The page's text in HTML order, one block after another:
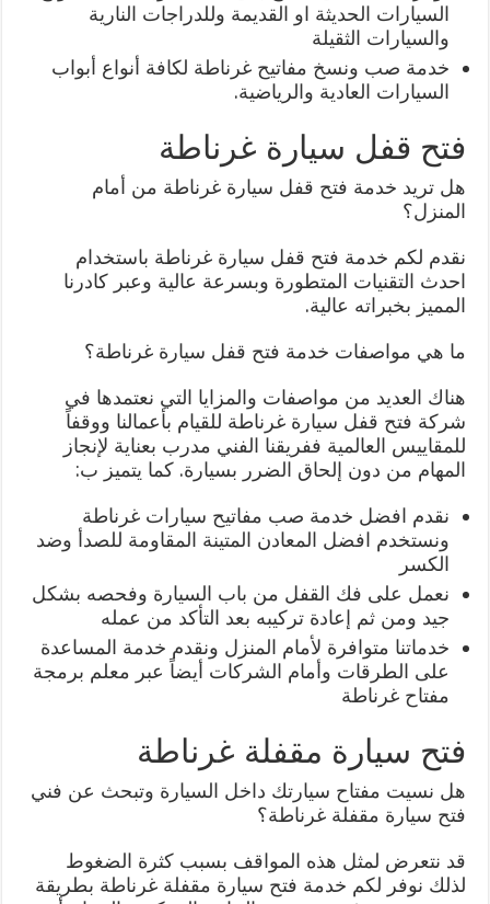
السيارات الحديثة او القديمة وللدراجات النارية
والسيارات الثقيلة
خدمة صب ونسخ مفاتيح غرناطة لكافة أنواع أبواب
السيارات العادية والرياضية.
فتح قفل سيارة غرناطة
هل تريد خدمة فتح قفل سيارة غرناطة من أمام
المنزل؟
نقدم لكم خدمة فتح قفل سيارة غرناطة باستخدام
احدث التقنيات المتطورة وبسرعة عالية وعبر كادرنا
المميز بخبراته عالية.
ما هي مواصفات خدمة فتح قفل سيارة غرناطة؟
هناك العديد من مواصفات والمزايا التي نعتمدها في
شركة فتح قفل سيارة غرناطة للقيام بأعمالنا ووقفاً
للمقاييس العالمية ففريقنا الفني مدرب بعناية لإنجاز
المهام من دون إلحاق الضرر بسيارة. كما يتميز ب:
نقدم افضل خدمة صب مفاتيح سيارات غرناطة
ونستخدم افضل المعادن المتينة المقاومة للصدأ وضد
الكسر
نعمل على فك القفل من باب السيارة وفحصه بشكل
جيد ومن ثم إعادة تركيبه بعد التأكد من عمله
خدماتنا متوافرة لأمام المنزل ونقدم خدمة المساعدة
على الطرقات وأمام الشركات أيضاً عبر معلم برمجة
مفتاح غرناطة
فتح سيارة مقفلة غرناطة
هل نسيت مفتاح سيارتك داخل السيارة وتبحث عن فني
فتح سيارة مقفلة غرناطة؟
قد نتعرض لمثل هذه المواقف بسبب كثرة الضغوط
لذلك نوفر لكم خدمة فتح سيارة مقفلة غرناطة بطريقة